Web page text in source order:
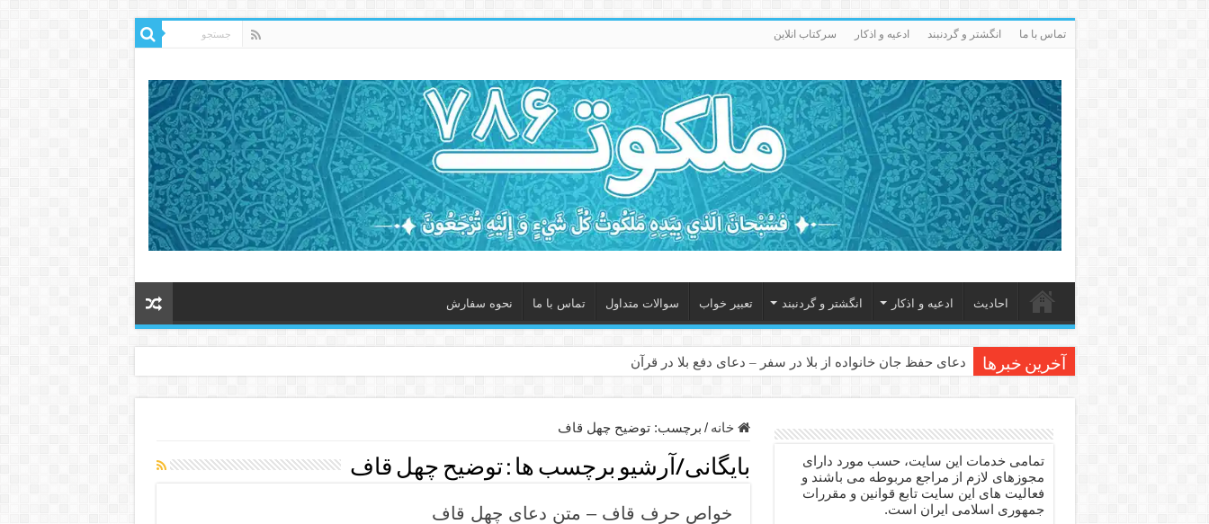
تماس با ما انگشتر و گردنبند ادعيه و اذكار سرکتاب انلاین
احاديث ادعيه و اذكار انگشتر و گردنبند تعبیر خواب سوالات متداول تماس با ما نحوه سفارش
آخرین خبرها دعای حفظ جان خانواده از بلا در سفر – دعای دفع بلا در قرآن
دعا برای عاشق شدن طرف مقابل – عاشق کردن طرف مقابل از راه دور
دعای حفظ جان عزیزان از بلا در سفر – دعا برای رفع حوادث بد روزانه
انواع ذکرهای الهی و خواص آن – مجرب ترین ذکرها برای برآوردن حاجات
دعای روزی و رفع فقر – دعای مجرب برای گشایش مالی و برکت در کار
خانه / برچسب:توضیح چهل قاف
بایگانی/آرشیو برچسب ها :توضیح چهل قاف
خواص حرف قاف – متن دعای چهل قاف
تمامی خدمات این سایت، حسب مورد دارای
مجوزهای لازم از مراجع مربوطه می باشند و
فعالیت های این سایت تابع قوانین و مقررات
جمهوری اسلامی ایران است.